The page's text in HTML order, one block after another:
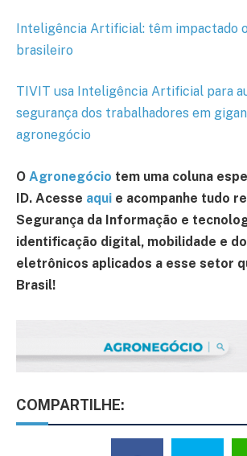
Inteligência Artificial: têm impactado
brasileiro
TIVIT usa Inteligência Artificial para
segurança dos trabalhadores em
agronegócio
O Agronegócio tem uma coluna
ID. Acesse aqui e acompanhe tudo
Segurança da Informação e
identificação digital, mobilidade e
eletrônicos aplicados a esse setor
Brasil!
COMPARTILHE: